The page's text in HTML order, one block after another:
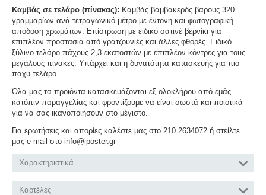
Καμβάς σε τελάρο (πίνακας): Καμβάς βαμβακερός βάρους 320
γραμμαρίων ανά τετραγωνικό μέτρο με έντονη και φωτογραφική
απόδοση χρωμάτων. Επίστρωση με ειδικό σατινέ βερνίκι για
επιπλέον προστασία από γρατζουνιές και άλλες φθορές. Ειδικό
ξύλινο τελάρο πάχους 2,3 εκατοστών με επιπλέον κόντρες για τους
μεγάλους πίνακες. Υπάρχει και η δυνατότητα κατασκευής για πιο
παχύ τελάρο.
Όλα μας τα προϊόντα κατασκευάζονται εξ ολοκλήρου από εμάς
κατόπιν παραγγελίας και φροντίζουμε να είναι σωστά και ποιοτικά
για να σας ικανοποιήσουν στο μέγιστο.
Για ερωτήσεις και απορίες καλέστε μας στο 210 2634072 ή στείλτε
μας e-mail στο info@iposter.gr
Χαρακτηριστικά
Καρτέλες